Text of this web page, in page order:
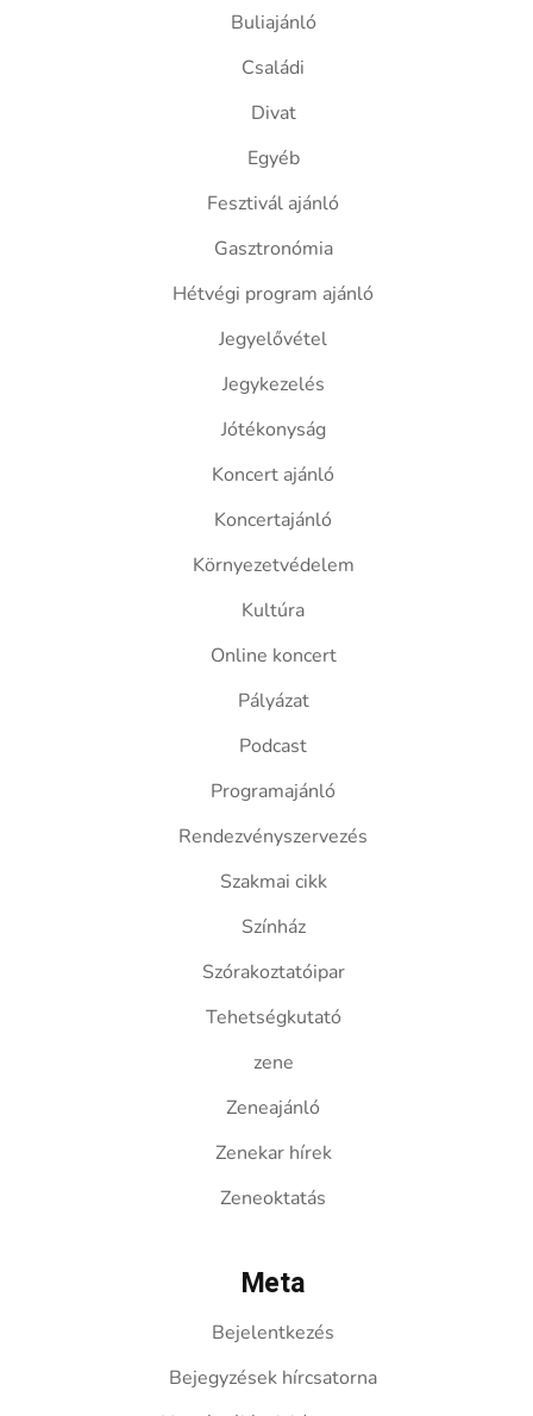
Buliajánló
Családi
Divat
Egyéb
Fesztivál ajánló
Gasztronómia
Hétvégi program ajánló
Jegyelővétel
Jegykezelés
Jótékonyság
Koncert ajánló
Koncertajánló
Környezetvédelem
Kultúra
Online koncert
Pályázat
Podcast
Programajánló
Rendezvényszervezés
Szakmai cikk
Színház
Szórakoztatóipar
Tehetségkutató
zene
Zeneajánló
Zenekar hírek
Zeneoktatás
Meta
Bejelentkezés
Bejegyzések hírcsatorna